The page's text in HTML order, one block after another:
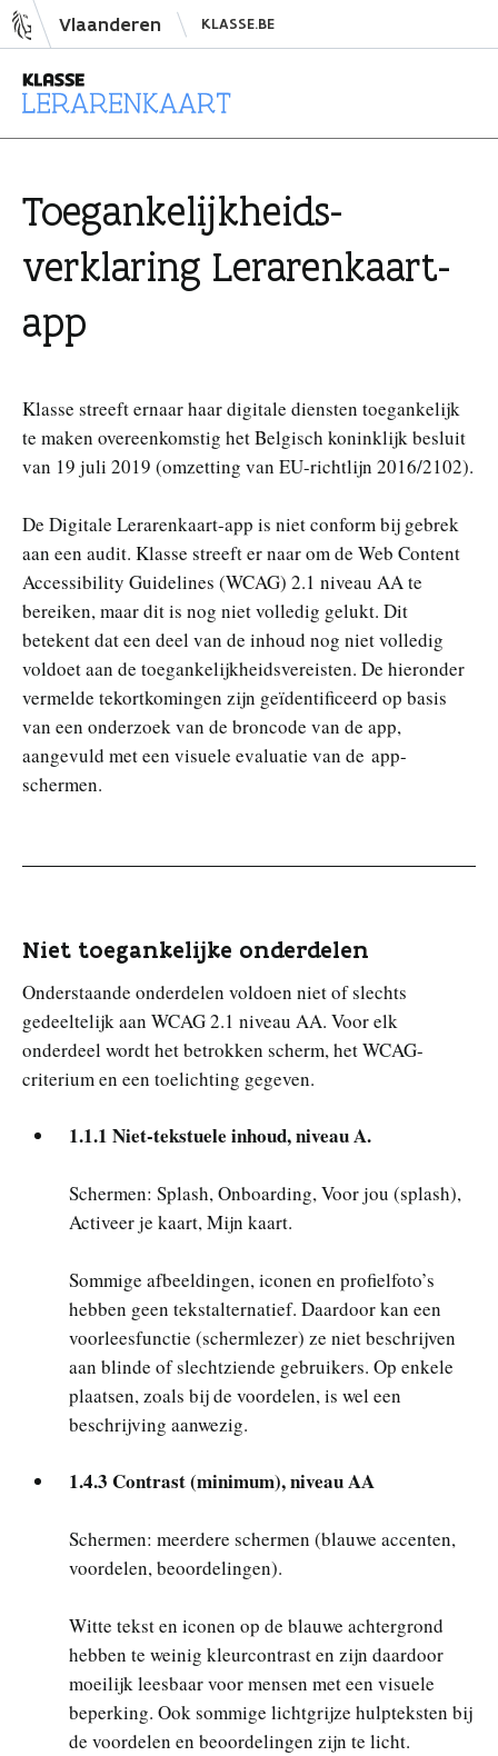
N
a
Vlaanderen KLASSE.BE
e
k
r
t
Toegankelijkheids­
verklaring Leraren­kaart-
app
Klasse streeft ernaar haar digitale diensten toegankelijk
te maken overeenkomstig het Belgisch koninklijk besluit
van 19 juli 2019 (omzetting van EU-richtlijn 2016/2102).
De Digitale Lerarenkaart-app is niet conform bij gebrek
aan een audit. Klasse streeft er naar om de Web Content
Accessibility Guidelines (WCAG) 2.1 niveau AA te
bereiken, maar dit is nog niet volledig gelukt. Dit
betekent dat een deel van de inhoud nog niet volledig
voldoet aan de toegankelijkheidsvereisten. De hieronder
vermelde tekortkomingen zijn geïdentificeerd op basis
van een onderzoek van de broncode van de app,
aangevuld met een visuele evaluatie van de app-
schermen.
Niet toegankelijke onderdelen
Onderstaande onderdelen voldoen niet of slechts
gedeeltelijk aan WCAG 2.1 niveau AA. Voor elk
onderdeel wordt het betrokken scherm, het WCAG-
criterium en een toelichting gegeven.
1.1.1 Niet-tekstuele inhoud, niveau A.
Schermen: Splash, Onboarding, Voor jou (splash),
Activeer je kaart, Mijn kaart.
Sommige afbeeldingen, iconen en profielfoto’s
hebben geen tekstalternatief. Daardoor kan een
voorleesfunctie (schermlezer) ze niet beschrijven
aan blinde of slechtziende gebruikers. Op enkele
plaatsen, zoals bij de voordelen, is wel een
beschrijving aanwezig.
1.4.3 Contrast (minimum), niveau AA
Schermen: meerdere schermen (blauwe accenten,
voordelen, beoordelingen).
Witte tekst en iconen op de blauwe achtergrond
hebben te weinig kleurcontrast en zijn daardoor
moeilijk leesbaar voor mensen met een visuele
beperking. Ook sommige lichtgrijze hulpteksten bij
de voordelen en beoordelingen zijn te licht.